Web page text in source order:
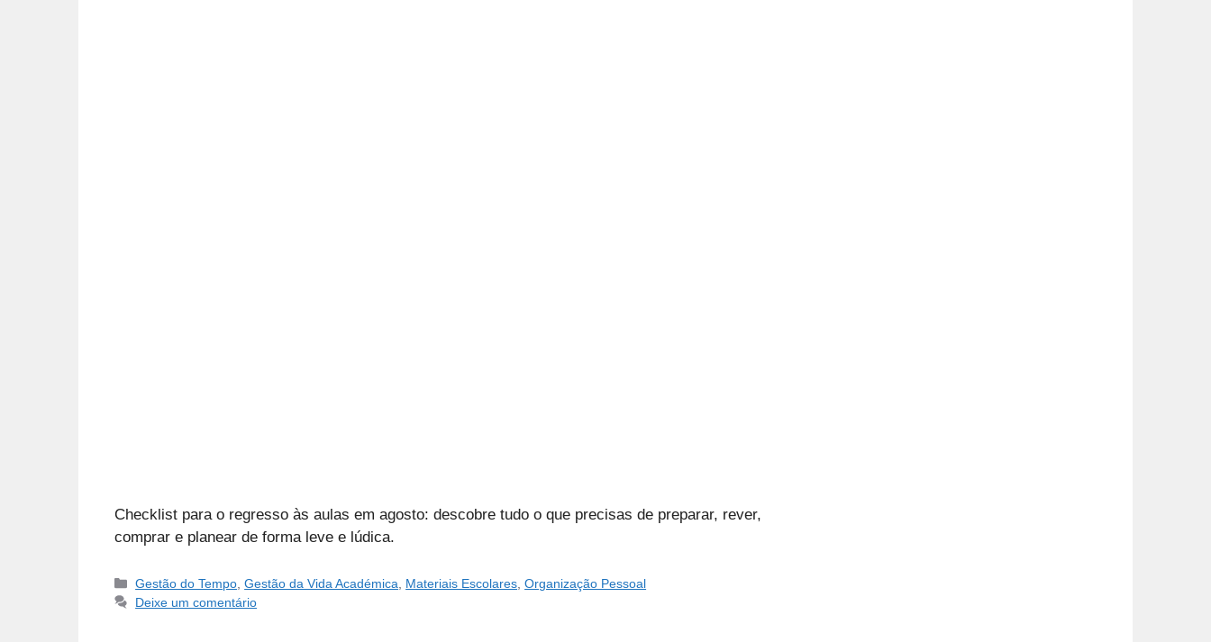
Checklist para o regresso às aulas em agosto: descobre tudo o que precisas de preparar, rever,
comprar e planear de forma leve e lúdica.
Categorias
Gestão do Tempo ,Gestão da Vida Académica Materiais Escolares ,Organização Pessoal
Deixe um comentário